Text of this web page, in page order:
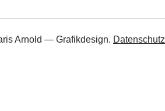
Arnold — Grafikdesign. Datenschutz